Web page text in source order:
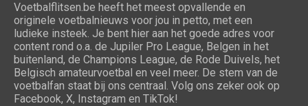
Voetbalflitsen.be heeft het meest opvallende en
originele voetbalnieuws voor jou in petto, met een
ludieke insteek. Je bent hier aan het goede adres voor
content rond o.a. de Jupiler Pro League, Belgen in het
buitenland, de Champions League, de Rode Duivels, het
Belgisch amateurvoetbal en veel meer. De stem van de
voetbalfan staat bij ons centraal. Volg ons zeker ook op
Facebook, X, Instagram en TikTok!